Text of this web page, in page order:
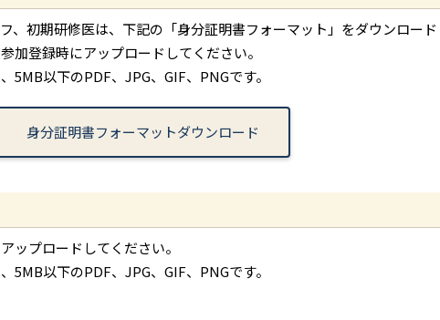
、初期研修医は、下記の「身分証明書フォーマット」をダウンロード
加登録時にアップロードしてください。
5MB以下のPDF、JPG、GIF、PNGです。
身分証明書フォーマットダウンロード
ップロードしてください。
5MB以下のPDF、JPG、GIF、PNGです。